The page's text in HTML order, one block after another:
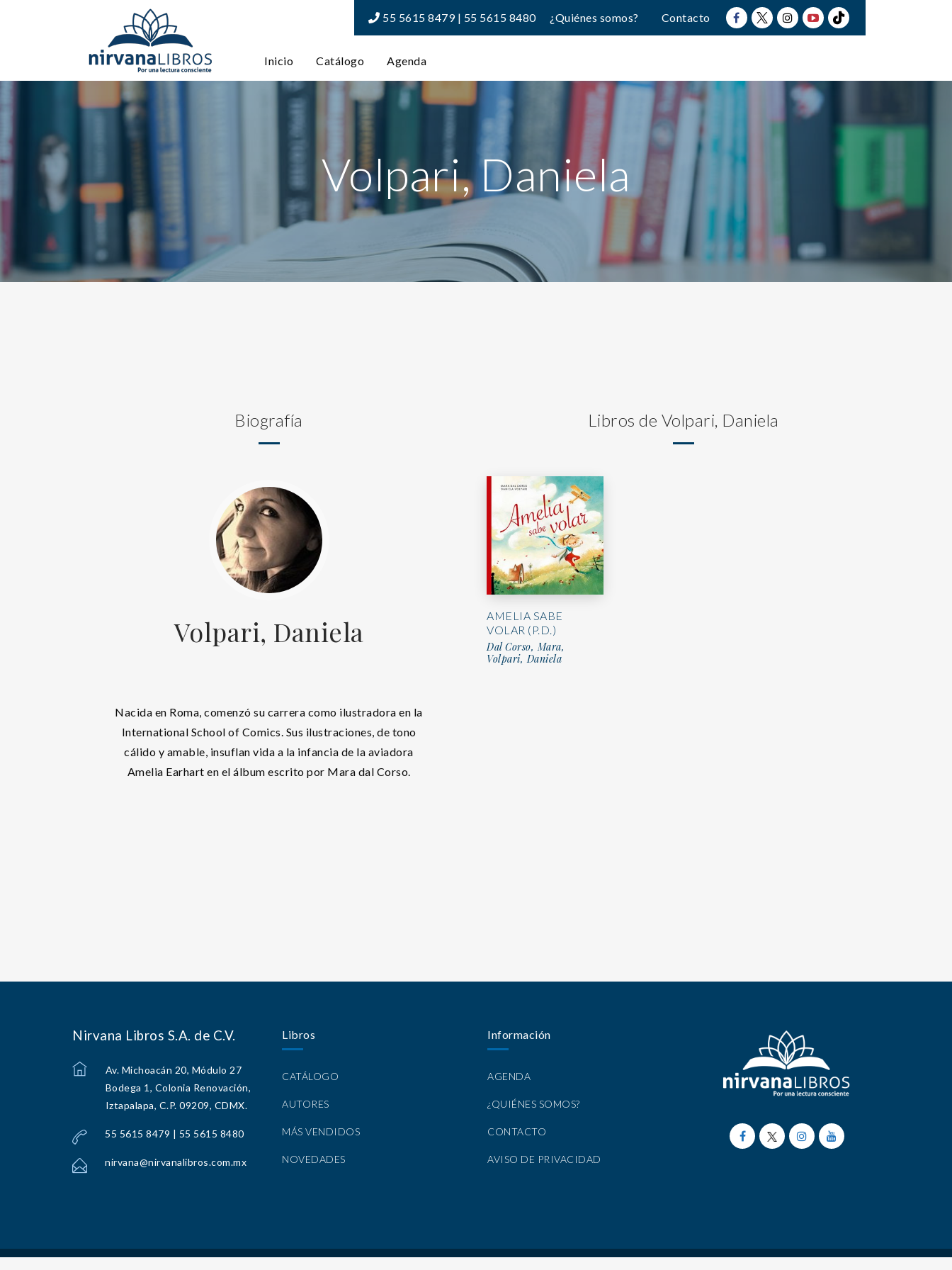
55 5615 8479 | 55 5615 8480 ¿Quiénes somos? Contacto
Inicio Catálogo Agenda
Volpari, Daniela
Biografía
Volpari, Daniela
Nacida en Roma, comenzó su carrera como ilustradora en la
International School of Comics. Sus ilustraciones, de tono
cálido y amable, insuflan vida a la infancia de la aviadora
Amelia Earhart en el álbum escrito por Mara dal Corso.
Libros de Volpari, Daniela
AMELIA SABE
VOLAR (P.D.)
Dal Corso, Mara,
Volpari, Daniela
Nirvana Libros S.A. de C.V.
Av. Michoacán 20, Módulo 27
Bodega 1, Colonia Renovación,
Iztapalapa, C.P. 09209, CDMX.
55 5615 8479 | 55 5615 8480
nirvana@nirvanalibros.com.mx
Libros
CATÁLOGO
AUTORES
MÁS VENDIDOS
NOVEDADES
Información
AGENDA
¿QUIÉNES SOMOS?
CONTACTO
AVISO DE PRIVACIDAD